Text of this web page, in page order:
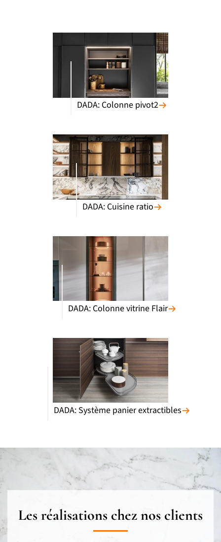
DADA: Colonne pivot2
DADA: Cuisine ratio
DADA: Colonne vitrine Flair
DADA: Système panier extractibles
Les réalisations chez nos clients